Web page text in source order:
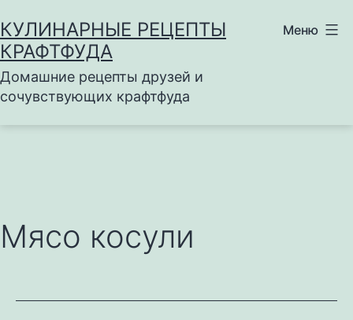
к
содержимому
КУЛИНАРНЫЕ РЕЦЕПТЫ
КРАФТФУДА
Домашние рецепты друзей и
сочувствующих крафтфуда
Меню
Мясо косули